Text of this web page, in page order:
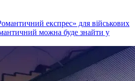
експрес» для військових
можна буде знайти у